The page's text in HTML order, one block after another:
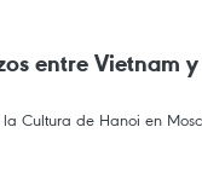
entre Vietnam
de Hanoi en